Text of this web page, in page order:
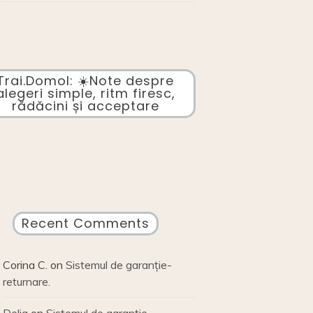
☀️Note despre
simple, ritm firesc,
rădăcini și acceptare
Recent Comments
Corina C. on Sistemul de garanție-
returnare.